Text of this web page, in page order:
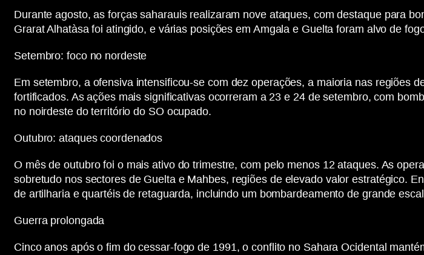
Durante agosto, as forças saharauis realizaram nove ataques, com destaque para
Grarat Alhatàsa foi atingido, e várias posições em Amgala e Guelta foram alvo de
Setembro: foco no nordeste
Em setembro, a ofensiva intensificou-se com dez operações, a maioria nas regiões
fortificados. As ações mais significativas ocorreram a 23 e 24 de setembro, com
no noirdeste do território do SO ocupado.
Outubro: ataques coordenados
O mês de outubro foi o mais ativo do trimestre, com pelo menos 12 ataques. As
sobretudo nos sectores de Guelta e Mahbes, regiões de elevado valor estratégico.
de artilharia e quartéis de retaguarda, incluindo um bombardeamento de grande
Guerra prolongada
Cinco anos após o fim do cessar-fogo de 1991, o conflito no Sahara Ocidental